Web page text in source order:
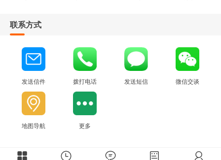
联系方式
发送信件 拨打电话 发送短信 微信交谈
地图导航 更多